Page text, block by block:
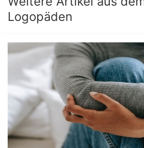
Logopäden